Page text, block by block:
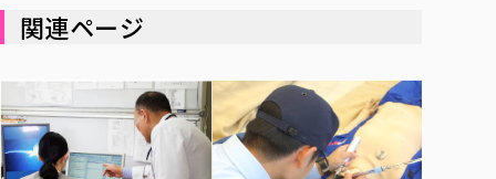
関連ページ